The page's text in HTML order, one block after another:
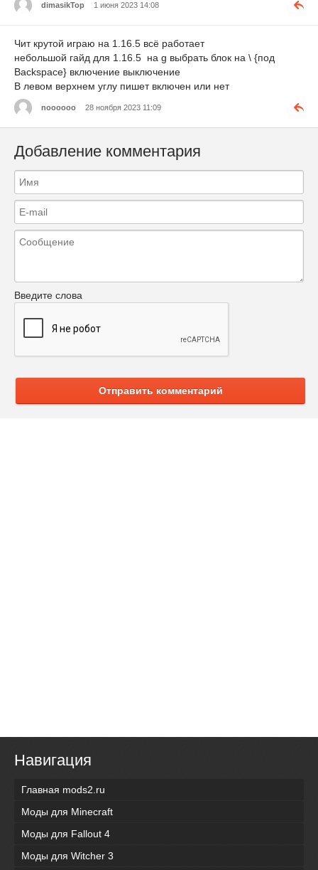
dimasikTop 1 июня 2023 14:08
Чит крутой играю на 1.16.5 всё работает
небольшой гайд для 1.16.5 на g выбрать блок на \ {под
Backspace} включение выключение
В левом верхнем углу пишет включен или нет
noooooo 28 ноября 2023 11:09
Добавление комментария
Введите слова
Отправить комментарий
Навигация
Главная mods2.ru
Моды для Minecraft
Моды для Fallout 4
Моды для Witcher 3